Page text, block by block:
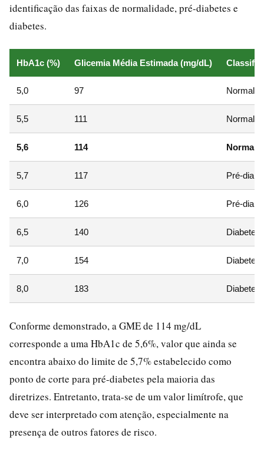
identificação das faixas de normalidade, pré-diabetes e
diabetes.
HbA1c (%) Glicemia Média Estimada (mg/dL)
5,0 97 Normal
5,5 111 Normal
5,6 114 Normal
5,7 117 Pré-
6,0 126 Pré-
6,5 140 Diabetes
7,0 154 Diabetes
8,0 183 Diabetes
Conforme demonstrado, a GME de 114 mg/dL
corresponde a uma HbA1c de 5,6%, valor que ainda se
encontra abaixo do limite de 5,7% estabelecido como
ponto de corte para pré-diabetes pela maioria das
diretrizes. Entretanto, trata-se de um valor limítrofe, que
deve ser interpretado com atenção, especialmente na
presença de outros fatores de risco.